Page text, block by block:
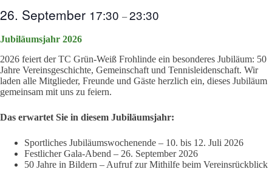
26. September 17:30 –23:30
Jubiläumsjahr 2026
2026 feiert der TC Grün-Weiß Frohlinde ein besonderes Jubiläum: 50
Jahre Vereinsgeschichte, Gemeinschaft und Tennisleidenschaft. Wir
laden alle Mitglieder, Freunde und Gäste herzlich ein, dieses Jubiläum
gemeinsam mit uns zu feiern.
Das erwartet Sie in diesem Jubiläumsjahr:
Sportliches Jubiläumswochenende – 10. bis 12. Juli 2026
Festlicher Gala-Abend – 26. September 2026
50 Jahre in Bildern – Aufruf zur Mithilfe beim Vereinsrückblick